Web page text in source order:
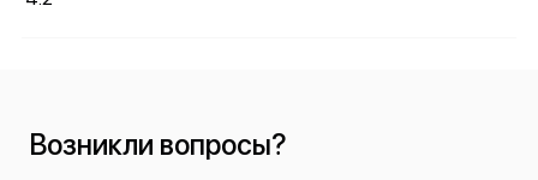
Возникли вопросы?